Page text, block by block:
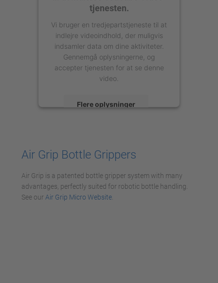
tjenesten.
Vi bruger en tredjepartstjeneste til at
indlejre videoindhold, der muligvis
indsamler data om dine aktiviteter.
Gennemgå oplysningerne, og
accepter tjenesten for at se denne
video.
Flere oplysninger
Management Platform
Air Grip Bottle Grippers
Air Grip is a patented bottle gripper system with many
advantages, perfectly suited for robotic bottle handling.
See our Air Grip Micro Website